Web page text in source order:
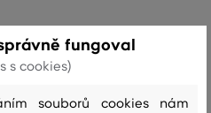
324-GC-203
fungoval
s cookies)
souborů cookies nám